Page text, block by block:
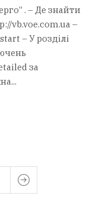
. – Де знайти
vb.voe.com.ua –
– У розділі
за